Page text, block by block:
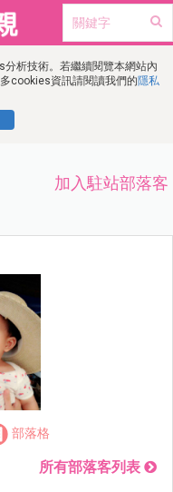
析技術。若繼續閱覽本網站內
cookies資訊請閱讀我們的隱私
加入駐站部落客
部落格
所有部落客列表